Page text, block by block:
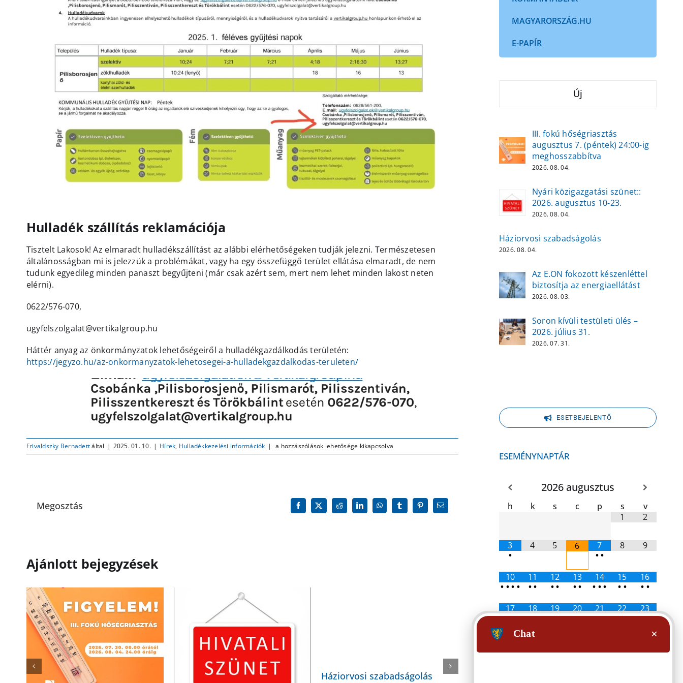
Hulladék szállítás reklamációja
Tisztelt Lakosok! Az elmaradt hulladékszállítást az alábbi elérhetőségeken tudják jelezni. Természetesen
általánosságban mi is jelezzük a problémákat, vagy ha egy összefüggő terület ellátása elmaradt, de nem
tudunk egyedileg minden panaszt begyűjteni (már csak azért sem, mert nem lehet minden lakost neten
elérni).
0622/576-070,
ugyfelszolgalat@vertikalgroup.hu
Háttér anyag az önkormányzatok lehetőségeiről a hulladékgazdálkodás területén:
https://jegyzo.hu/az-onkormanyzatok-lehetosegei-a-hulladekgazdalkodas-teruleten/
Frivaldszky Bernadettáltal | 2025. 01. 10. | Hírek, Hulladékkezelési információk |
Hulladék
szállítás
a hozzászólások lehetősége kikapcsolva
Megosztás Facebook
X RedditLinkedInWhatsAppTumblrPinterestEmail:
Ajánlott bejegyzések
Háziorvosi szabadságolás
MAGYARORSZÁG.HU
E-PAPÍR
Új
III. fokú hőségriasztás
augusztus 7. (péntek) 24:00-ig
meghosszabbítva
2026. 08. 04.
Nyári közigazgatási szünet::
2026. augusztus 10-23.
2026. 08. 04.
Háziorvosi szabadságolás
2026. 08. 04.
Az E.ON fokozott készenléttel
biztosítja az energiaellátást
2026. 08. 03.
Soron kívüli testületi ülés –
2026. július 31.
2026. 07. 31.
ESETBEJELENTŐ
ESEMÉNYNAPTÁR
2026 augusztus
h k s c p s
v
1
2
3
•
4 5 6
7
••
8 9
10
••••
11
••
12
••
13
••
14
•••
15
••
16
••
17
•••
18
••
19
••
20
•••
21
••••
22
•
23
•
24
25